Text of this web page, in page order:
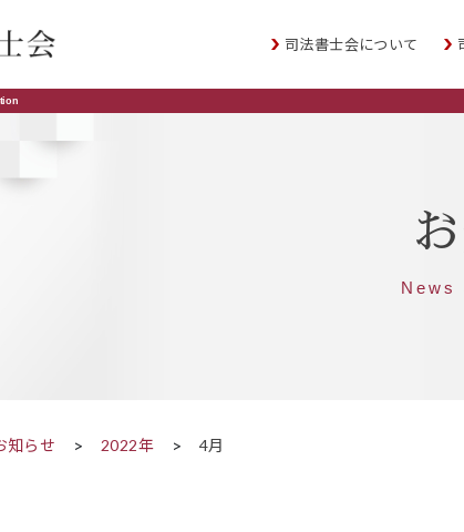
司法書士会について
News
知らせ 2022年 4月